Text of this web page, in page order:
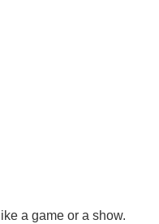
a game or a show.